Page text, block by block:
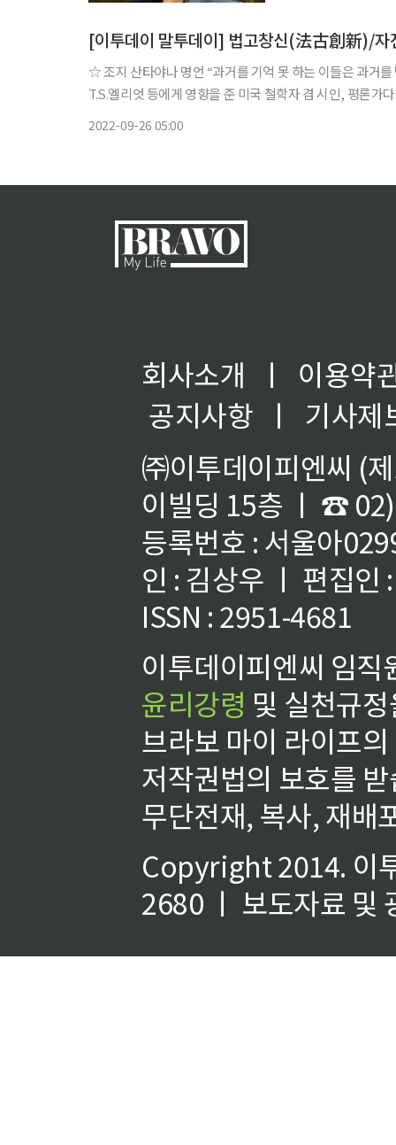
[이투데이 말투데이] 법고창신(法古創新)/
☆ 조지 산타야나 명언 “과거를 기억 못 하는 이들은 과거를 반복하기 마련이다.” 데뷔작 ‘미의 의식’으로 비판적 실재론을 설명해
T.S.엘리엇 등에게 영향을 준 미국 철학자 겸 시인, 평론가
2022-09-26 05:00
회사소개 ㅣ
이용약
공지사항
ㅣ
기사제
㈜이투데이피엔씨 (
이빌딩 15층 ㅣ ☎
등록번호 : 서울아
인 : 김상우 ㅣ 편집인
ISSN : 2951-4681
이투데이피엔씨 임
윤리강령 및 실천규
브라보 마이 라이프
저작권법의 보호를
무단전재, 복사, 재배
Copyright 2014. 이
2680 ㅣ 보도자료